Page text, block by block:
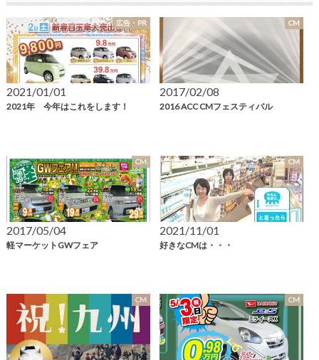
広告・PR
2021/01/01
2021年 今年はこれをします！
CM
2017/02/08
2016 ACC CMフェスティバル
CM
2017/05/04
軽マーケットGWフェア
CM
2021/11/01
好きなCMは・・・
CM CM